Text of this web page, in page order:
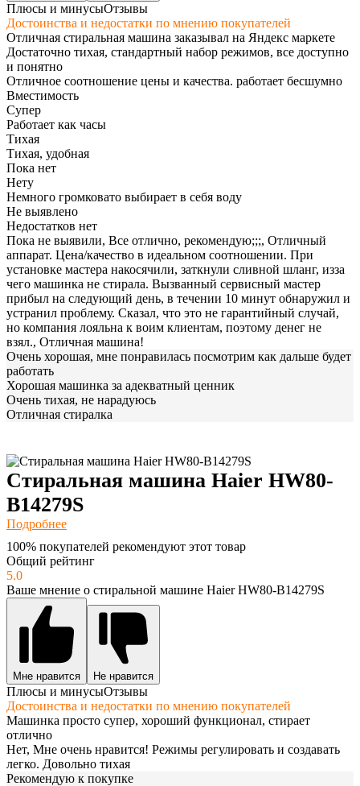
Плюсы и минусыОтзывы
Достоинства и недостатки по мнению покупателей
Отличная стиральная машина заказывал на Яндекс маркете
Достаточно тихая, стандартный набор режимов, все доступно
и понятно
Отличное соотношение цены и качества. работает бесшумно
Вместимость
Супер
Работает как часы
Тихая
Тихая, удобная
Пока нет
Нету
Немного громковато выбирает в себя воду
Не выявлено
Недостатков нет
Пока не выявили, Все отлично, рекомендую;;;, Отличный
аппарат. Цена/качество в идеальном соотношении. При
установке мастера накосячили, заткнули сливной шланг, изза
чего машинка не стирала. Вызванный сервисный мастер
прибыл на следующий день, в течении 10 минут обнаружил и
устранил проблему. Сказал, что это не гарантийный случай,
но компания лояльна к воим клиентам, поэтому денег не
взял., Отличная машина!
Очень хорошая, мне понравилась посмотрим как дальше будет
работать
Хорошая машинка за адекватный ценник
Очень тихая, не нарадуюсь
Отличная стиралка
Стиральная машина Haier HW80-
B14279S
Подробнее
100% покупателей рекомендуют этот товар
Общий рейтинг
5.0
Ваше мнение о стиральной машине Haier HW80-B14279S
Мне нравится Не нравится
Плюсы и минусыОтзывы
Достоинства и недостатки по мнению покупателей
Машинка просто супер, хороший функционал, стирает
отлично
Нет, Мне очень нравится! Режимы регулировать и создавать
легко. Довольно тихая
Рекомендую к покупке